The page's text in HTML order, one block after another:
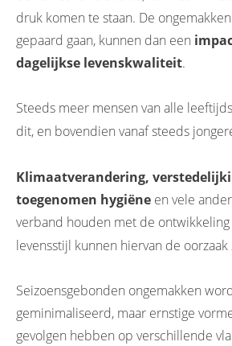
druk komen te staan. De
gepaard gaan, kunnen dan een
dagelijkse levenskwaliteit.
Steeds meer mensen van alle
dit, en bovendien vanaf steeds
Klimaatverandering,
toegenomen hygiëne en vele
verband houden met de
levensstijl kunnen hiervan de oorzaak
Seizoensgebonden ongemakken
geminimaliseerd, maar ernstige
gevolgen hebben op verschillende